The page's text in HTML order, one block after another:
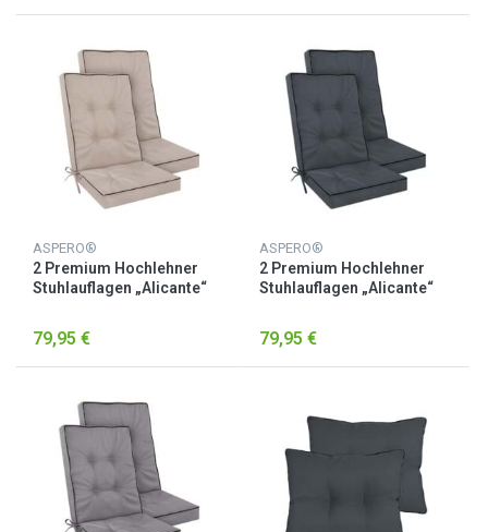
ASPERO®
2 Premium Hochlehner
Stuhlauflagen „Alicante“
79,95 €
ASPERO®
2 Premium Hochlehner
Stuhlauflagen „Alicante“
79,95 €